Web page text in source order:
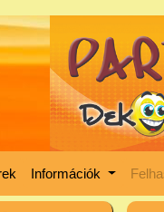
Információk